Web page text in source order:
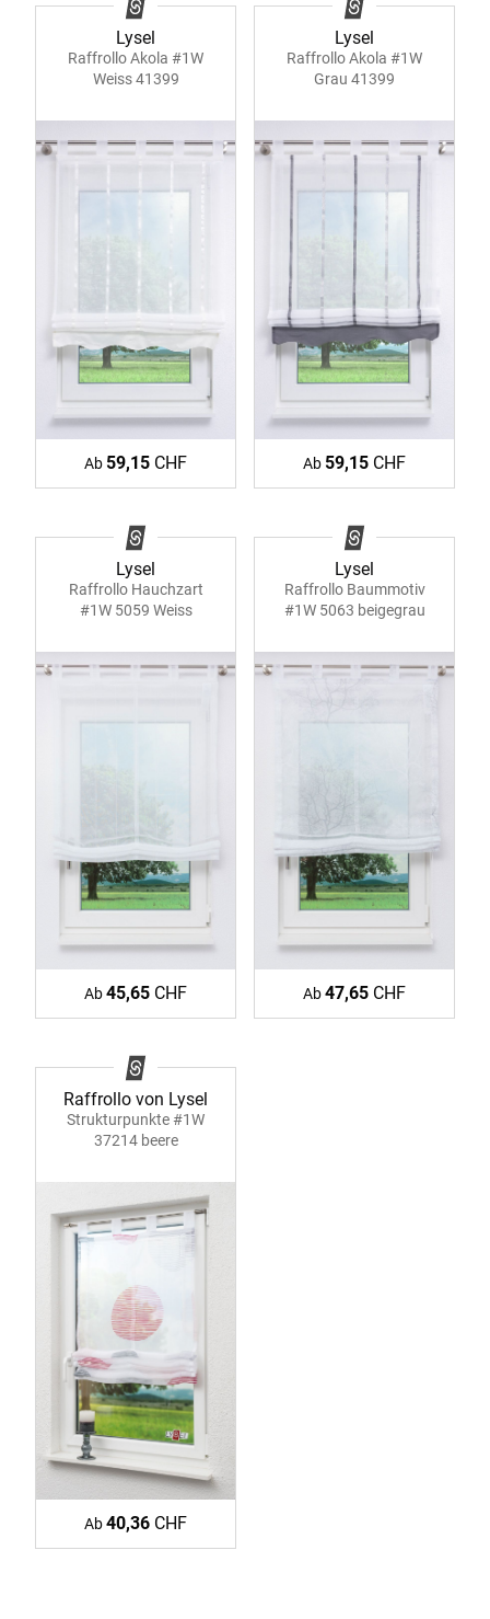
Lysel
Raffrollo Akola #1W
Weiss 41399
Ab 59,15 CHF
Lysel
Raffrollo Akola #1W
Grau 41399
Ab 59,15 CHF
Lysel
Raffrollo Hauchzart
#1W 5059 Weiss
Ab45,65 CHF
Lysel
Raffrollo Baummotiv
#1W 5063 beigegrau
Ab47,65 CHF
Raffrollo von Lysel
Strukturpunkte #1W
37214 beere
Ab40,36 CHF